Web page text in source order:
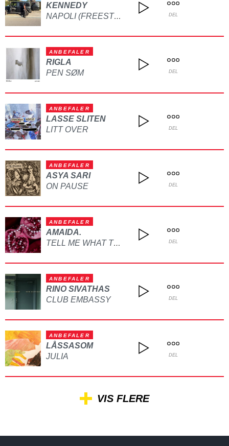
KENNEDY
NAPOLI (FREESTYLE) DEL
ANBEFALER
RIGLA
PEN SØM
DEL
ANBEFALER
LASSE SLITEN
LITT OVER
DEL
ANBEFALER
ASYA SARI
ON PAUSE
DEL
ANBEFALER
AMAIDA.
TELL ME WHAT TO DO DEL
ANBEFALER
RINO SIVATHAS
CLUB EMBASSY
DEL
ANBEFALER
LÅSSASOM
JULIA
DEL
VIS FLERE